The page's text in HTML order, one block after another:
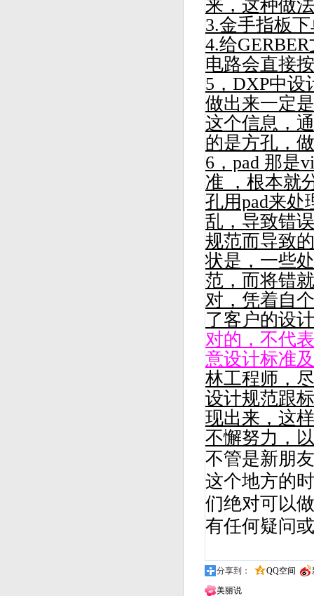
来，这种做
3.金手指板
4.给
电路会直接
5，DXP中设
做出来一定
这个信息，
的是方孔，
6，pad 那是
准 ，根本就
孔用pad来处
乱，导致错
规范而导致
状是，一些
范，而将错
对，凭着自
了客户的设
对的，不代
意设计标准
林工程师，
设计规范跟
现出来，这
不懈努力，
不管是新朋
这个地方的
们绝对可以
有任何疑问
分享到： QQ空间
美丽说